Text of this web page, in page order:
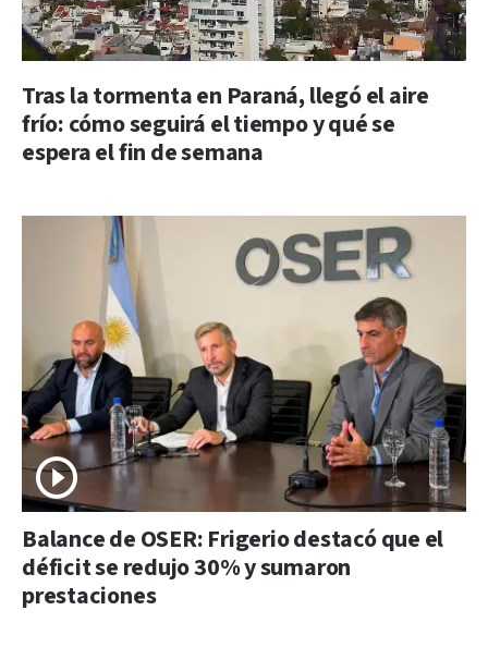
Tras la tormenta en Paraná, llegó el aire
frío: cómo seguirá el tiempo y qué se
espera el fin de semana
Balance de OSER: Frigerio destacó que el
déficit se redujo 30% y sumaron
prestaciones